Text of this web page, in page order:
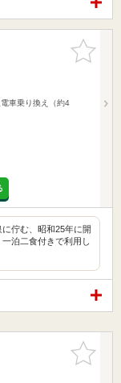
お気に入
りに追加
車乗り換え（約4
佇む、昭和25年に開
泊二食付きで利用し
お気に入
りに追加